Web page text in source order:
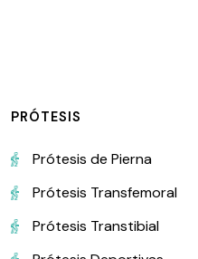
PRÓTESIS
Prótesis de Pierna
Prótesis Transfemoral
Prótesis Transtibial